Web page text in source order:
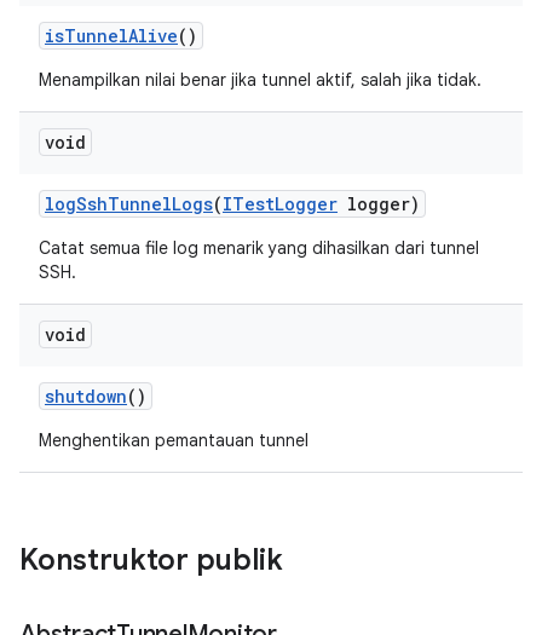
isTunnelAlive()
Menampilkan nilai benar jika tunnel aktif, salah jika tidak.
void
logSshTunnelLogs(ITestLogger logger)
Catat semua file log menarik yang dihasilkan dari tunnel
SSH.
void
shutdown()
Menghentikan pemantauan tunnel
Konstruktor publik